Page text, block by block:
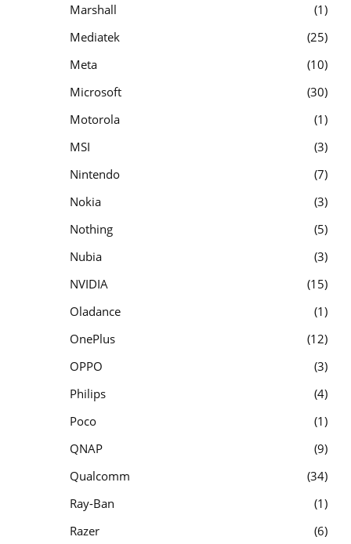
Marshall
1
Mediatek
25
Meta
10
Microsoft
30
Motorola
1
MSI
3
Nintendo
7
Nokia
3
Nothing
5
Nubia
3
NVIDIA
15
Oladance
1
OnePlus
12
OPPO
3
Philips
4
Poco
1
QNAP
9
Qualcomm
34
Ray-Ban
1
Razer
6